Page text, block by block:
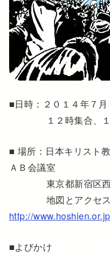
■日時：２０１４年７月
１２時集合、１
■ 場所：日本キリスト
ＡＢ会議室
東京都新宿区西早
地図とアクセス
http://
■よびかけ